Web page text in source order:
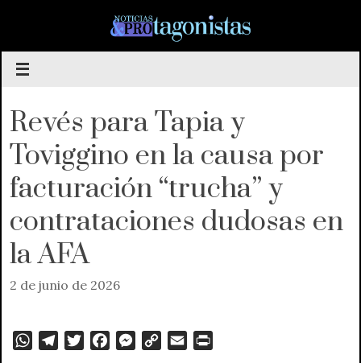
contenido
Revés para Tapia y
Toviggino en la causa por
facturación “trucha” y
contrataciones dudosas en
la AFA
2 de junio de 2026
W
M